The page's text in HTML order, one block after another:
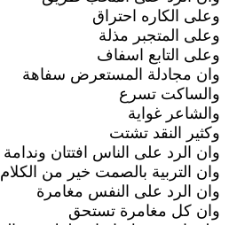
وعلى الكاره احتراق
وعلى المتجبر مذلة
وعلى التابع اسفاف
وان مجادلة المستعرض سفاهة
والساكت تسرع
والشاعر غواية
وكثير النقد تشتت
وان الرد على الناس افتتان وندامة
وان التربية بالصمت خير من الكلام
وان الرد على النفس مغامرة
وان كل مغامرة تستحق